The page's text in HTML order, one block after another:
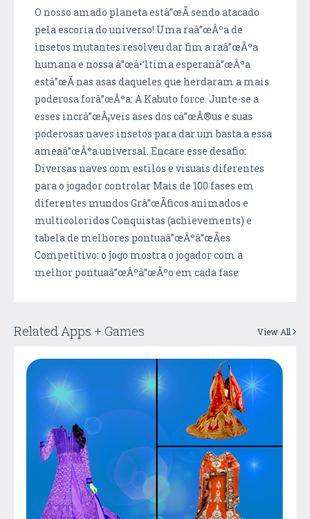
O nosso amado planeta estâ”œÃ­ sendo atacado
pela escoria do universo! Uma raâ”œÂºa de
insetos mutantes resolveu dar fim a raâ”œÂºa
humana e nossa â”œâ•‘ltima esperanâ”œÂºa
estâ”œÃ­ nas asas daqueles que herdaram a mais
poderosa forâ”œÂºa: A Kabuto force. Junte-se a
esses incrâ”œÂ¡veis ases dos câ”œÂ®us e suas
poderosas naves insetos para dar um basta a essa
ameaâ”œÂºa universal. Encare esse desafio:
Diversas naves com estilos e visuais diferentes
para o jogador controlar Mais de 100 fases em
diferentes mundos Grâ”œÃ­ficos animados e
multicoloridos Conquistas (achievements) e
tabela de melhores pontuaâ”œÂºâ”œÃes
Competitivo: o jogo mostra o jogador com a
melhor pontuaâ”œÂºâ”œÃºo em cada fase
Related Apps + Games View All